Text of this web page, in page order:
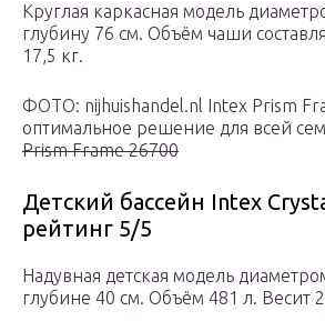
Круглая каркасная модель
глубину 76 см. Объём чаши
17,5 кг.
ФОТО: nijhuishandel.nl Intex Prism
оптимальное решение для всей
Prism Frame 26700
Детский бассейн Intex
рейтинг 5/5
Надувная детская модель
глубине 40 см. Объём 481 л. Весит